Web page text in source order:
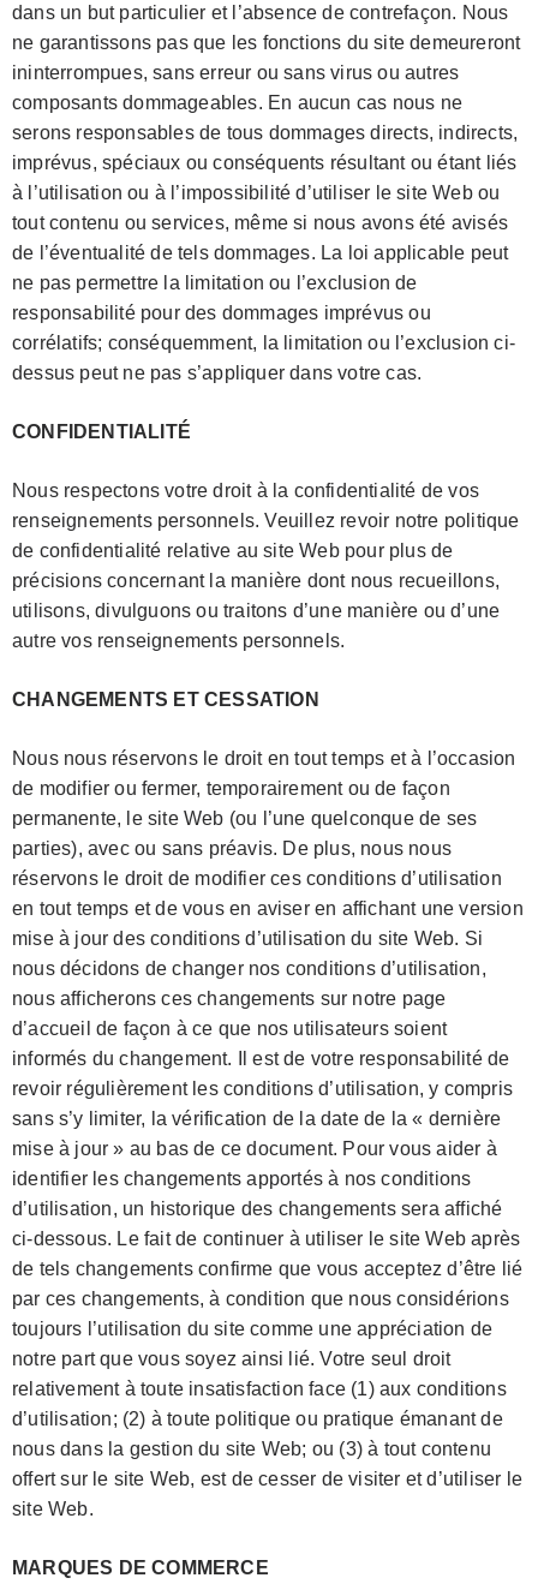
dans un but particulier et l’absence de contrefaçon. Nous
ne garantissons pas que les fonctions du site demeureront
ininterrompues, sans erreur ou sans virus ou autres
composants dommageables. En aucun cas nous ne
serons responsables de tous dommages directs, indirects,
imprévus, spéciaux ou conséquents résultant ou étant liés
à l’utilisation ou à l’impossibilité d’utiliser le site Web ou
tout contenu ou services, même si nous avons été avisés
de l’éventualité de tels dommages. La loi applicable peut
ne pas permettre la limitation ou l’exclusion de
responsabilité pour des dommages imprévus ou
corrélatifs; conséquemment, la limitation ou l’exclusion ci-
dessus peut ne pas s’appliquer dans votre cas.
CONFIDENTIALITÉ
Nous respectons votre droit à la confidentialité de vos
renseignements personnels. Veuillez revoir notre politique
de confidentialité relative au site Web pour plus de
précisions concernant la manière dont nous recueillons,
utilisons, divulguons ou traitons d’une manière ou d’une
autre vos renseignements personnels.
CHANGEMENTS ET CESSATION
Nous nous réservons le droit en tout temps et à l’occasion
de modifier ou fermer, temporairement ou de façon
permanente, le site Web (ou l’une quelconque de ses
parties), avec ou sans préavis. De plus, nous nous
réservons le droit de modifier ces conditions d’utilisation
en tout temps et de vous en aviser en affichant une version
mise à jour des conditions d’utilisation du site Web. Si
nous décidons de changer nos conditions d’utilisation,
nous afficherons ces changements sur notre page
d’accueil de façon à ce que nos utilisateurs soient
informés du changement. Il est de votre responsabilité de
revoir régulièrement les conditions d’utilisation, y compris
sans s’y limiter, la vérification de la date de la « dernière
mise à jour » au bas de ce document. Pour vous aider à
identifier les changements apportés à nos conditions
d’utilisation, un historique des changements sera affiché
ci-dessous. Le fait de continuer à utiliser le site Web après
de tels changements confirme que vous acceptez d’être lié
par ces changements, à condition que nous considérions
toujours l’utilisation du site comme une appréciation de
notre part que vous soyez ainsi lié. Votre seul droit
relativement à toute insatisfaction face (1) aux conditions
d’utilisation; (2) à toute politique ou pratique émanant de
nous dans la gestion du site Web; ou (3) à tout contenu
offert sur le site Web, est de cesser de visiter et d’utiliser le
site Web.
MARQUES DE COMMERCE